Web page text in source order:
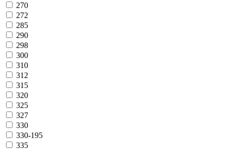
270
272
285
290
298
300
310
312
315
320
325
327
330
330-195
335